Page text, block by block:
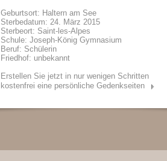
Geburtsort: Haltern am See
Sterbedatum: 24. März 2015
Sterbeort: Saint-les-Alpes
Schule: Joseph-König Gymnasium
Beruf: Schülerin
Friedhof: unbekannt
Erstellen Sie jetzt in nur wenigen Schritten
kostenfrei eine persönliche Gedenkseiten